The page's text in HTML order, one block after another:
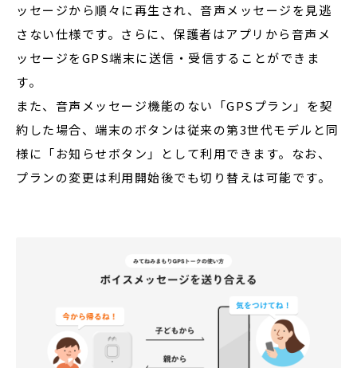
ッセージから順々に再生され、音声メッセージを見逃
さない仕様です。さらに、保護者はアプリから音声メ
ッセージをGPS端末に送信・受信することができま
す。
また、音声メッセージ機能のない「GPSプラン」を契
約した場合、端末のボタンは従来の第3世代モデルと同
様に「お知らせボタン」として利用できます。なお、
プランの変更は利用開始後でも切り替えは可能です。